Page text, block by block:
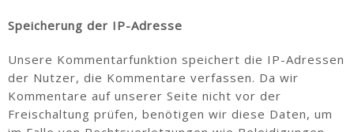
Speicherung der IP-Adresse
Unsere Kommentarfunktion speichert die IP-Adressen
der Nutzer, die Kommentare verfassen. Da wir
Kommentare auf unserer Seite nicht vor der
Freischaltung prüfen, benötigen wir diese Daten, um